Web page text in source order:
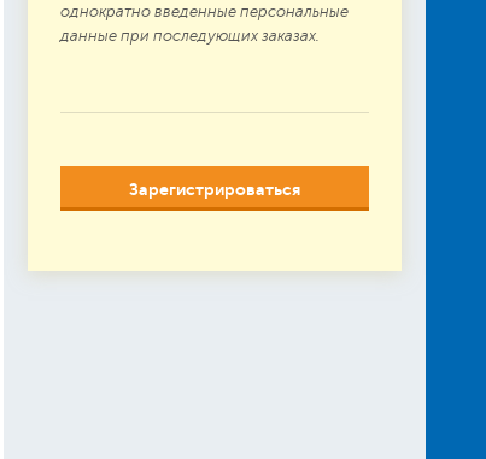
однократно введенные персональные
данные при последующих заказах.
Зарегистрироваться